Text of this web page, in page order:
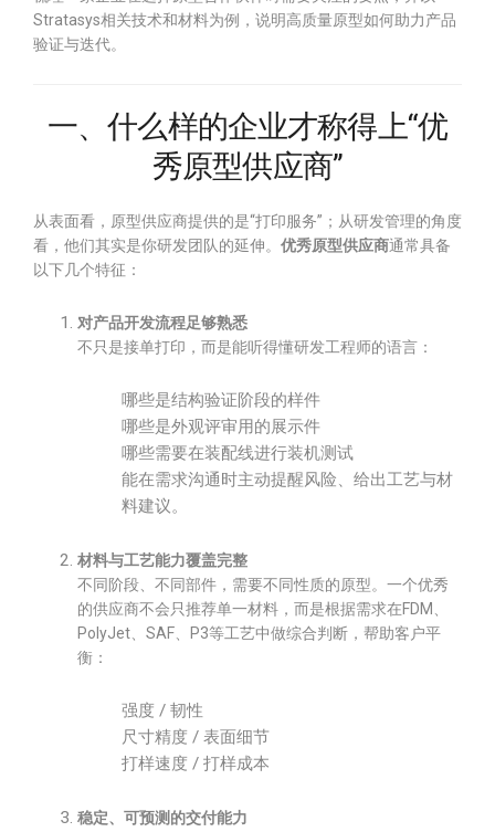
Stratasys相关技术和材料为例，说明高质量原型如何助力产品
验证与迭代。
一、什么样的企业才称得上“优
秀原型供应商”
从表面看，原型供应商提供的是“打印服务”；从研发管理的角度
看，他们其实是你研发团队的延伸。 优秀原型供应商通常具备
以下几个特征：
对产品开发流程足够熟悉
不只是接单打印，而是能听得懂研发工程师的语言：
哪些是结构验证阶段的样件
哪些是外观评审用的展示件
哪些需要在装配线进行装机测试
能在需求沟通时主动提醒风险、给出工艺与材
料建议。
材料与工艺能力覆盖完整
不同阶段、不同部件，需要不同性质的原型。一个优秀
的供应商不会只推荐单一材料，而是根据需求在FDM、
PolyJet、SAF、P3等工艺中做综合判断，帮助客户平
衡：
强度 / 韧性
尺寸精度 / 表面细节
打样速度 / 打样成本
稳定、可预测的交付能力